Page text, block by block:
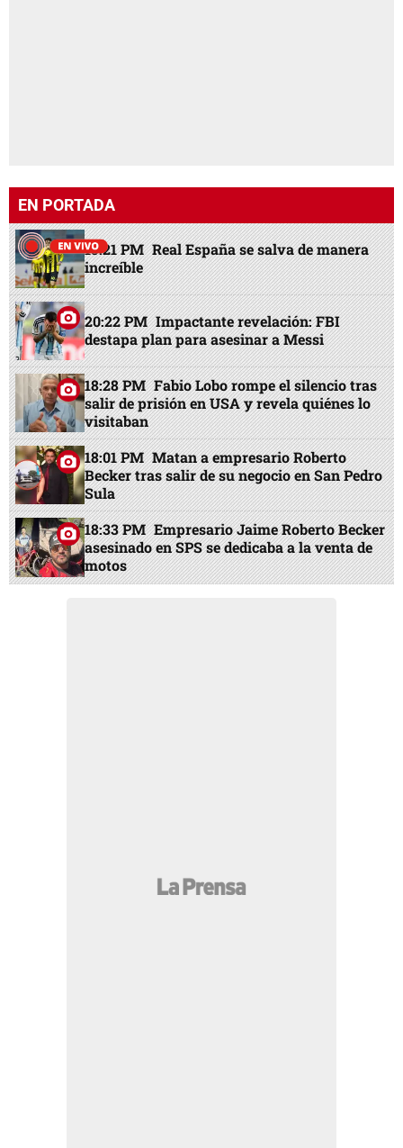
EN PORTADA
15:21 PM Real España se salva de manera
increíble
20:22 PM Impactante revelación: FBI
destapa plan para asesinar a Messi
18:28 PM Fabio Lobo rompe el silencio tras
salir de prisión en USA y revela quiénes lo
visitaban
18:01 PM Matan a empresario Roberto
Becker tras salir de su negocio en San Pedro
Sula
18:33 PM Empresario Jaime Roberto Becker
asesinado en SPS se dedicaba a la venta de
motos